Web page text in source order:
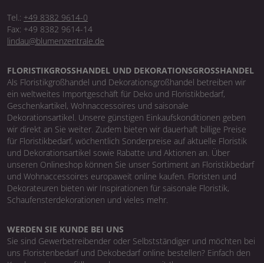
Tel.: +49 8382 9614-0
Fax: +49 8382 9614-14
lindau@blumenzentrale.de
FLORISTIKGROSSHANDEL UND DEKORATIONSGROSSHANDEL
Als Floristikgroßhandel und Dekorationsgroßhandel betreiben wir
ein weltweites Importgeschäft für Deko und Floristikbedarf,
Geschenkartikel, Wohnaccessoires und saisonale
Dekorationsartikel. Unsere günstigen Einkaufskonditionen geben
wir direkt an Sie weiter. Zudem bieten wir dauerhaft billige Preise
für Floristikbedarf, wöchentlich Sonderpreise auf aktuelle Floristik
und Dekorationsartikel sowie Rabatte und Aktionen an. Über
unseren Onlineshop können Sie unser Sortiment an Floristikbedarf
und Wohnaccessoires europaweit online kaufen. Floristen und
Dekorateuren bieten wir Inspirationen für saisonale Floristik,
Schaufensterdekorationen und vieles mehr.
WERDEN SIE KUNDE BEI UNS
Sie sind Gewerbetreibender oder Selbstständiger und möchten bei
uns Floristenbedarf und Dekobedarf online bestellen? Einfach den